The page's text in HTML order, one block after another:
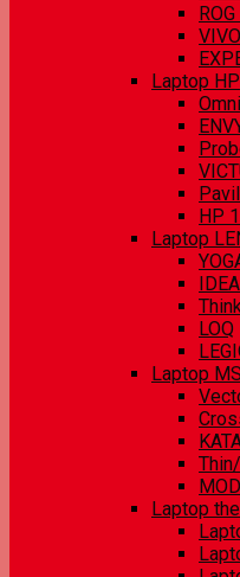
Laptop HP
HP
Laptop
LOQ
Laptop
Laptop